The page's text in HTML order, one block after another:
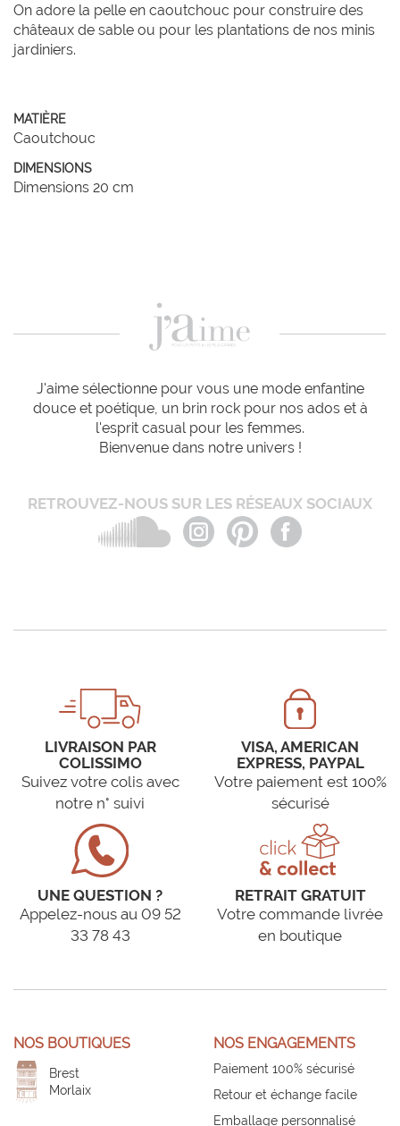
On adore la pelle en caoutchouc pour construire des
châteaux de sable ou pour les plantations de nos minis
jardiniers.
MATIÈRE
Caoutchouc
DIMENSIONS
Dimensions 20 cm
J'aime sélectionne pour vous une mode enfantine
douce et poétique, un brin rock pour nos ados et à
l'esprit casual pour les femmes.
Bienvenue dans notre univers !
RETROUVEZ-NOUS SUR LES RÉSEAUX SOCIAUX
LIVRAISON PAR
COLISSIMO
Suivez votre colis avec
notre n° suivi
VISA, AMERICAN
EXPRESS, PAYPAL
Votre paiement est 100%
sécurisé
UNE QUESTION ?
Appelez-nous au 09 52
33 78 43
RETRAIT GRATUIT
Votre commande livrée
en boutique
NOS BOUTIQUES
Brest
Morlaix
NOS ENGAGEMENTS
Paiement 100% sécurisé
Retour et échange facile
Emballage personnalisé